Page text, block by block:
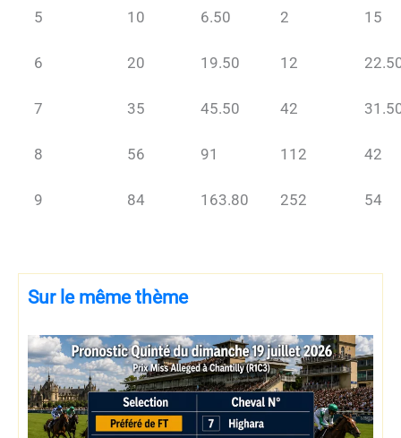
5 10 6.50 2 15
6 20 19.50 12
7 35 45.50 42
8 56 91 112 42
9 84 163.80 252 54
Sur le même thème